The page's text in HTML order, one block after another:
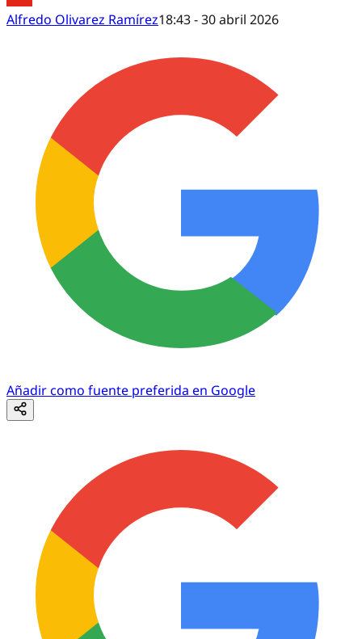
Alfredo Olivarez Ramírez18:43 - 30 abril 2026
Añadir como fuente preferida en Google